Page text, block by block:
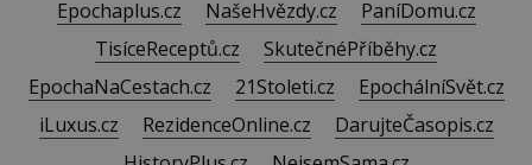
Epochaplus.cz NašeHvězdy.cz
PaníDomu.cz
TisíceReceptů.cz
SkutečnéPříběhy.cz
EpochaNaCestach.cz
21Stoleti.cz
EpochálníSvět.cz
iLuxus.cz
RezidenceOnline.cz
DarujteČasopis.cz